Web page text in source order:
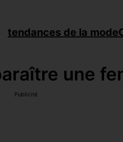
tendances de la mode
une
Publicité